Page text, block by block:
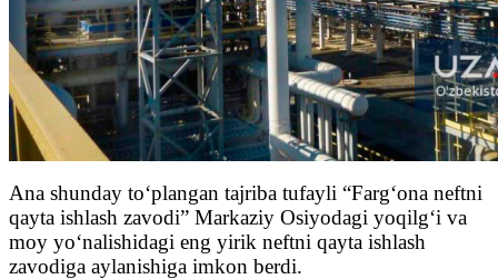
Ana shunday to‘plangan tajriba tufayli “Farg‘ona neftni
qayta ishlash zavodi” Markaziy Osiyodagi yoqilg‘i va
moy yo‘nalishidagi eng yirik neftni qayta ishlash
zavodiga aylanishiga imkon berdi.